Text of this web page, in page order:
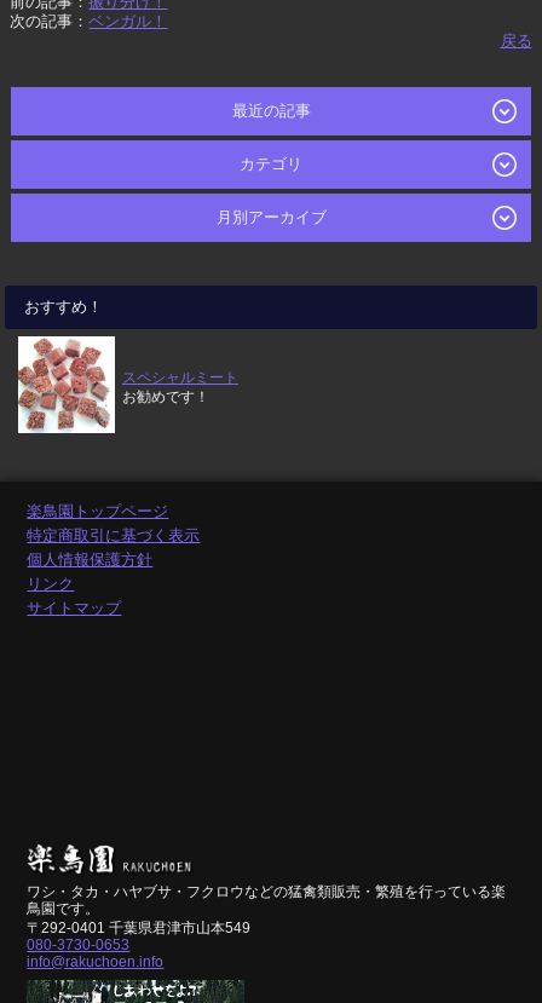
次の記事：ベンガル！
戻る
最近の記事
カテゴリ
月別アーカイブ
おすすめ！
スペシャルミート
お勧めです！
楽鳥園トップページ
特定商取引に基づく表示
個人情報保護方針
リンク
サイトマップ
ワシ・タカ・ハヤブサ・フクロウなどの猛禽類販売・繁殖を行っている楽
鳥園です。
〒292-0401 千葉県君津市山本549
080-3730-0653
info@rakuchoen.info